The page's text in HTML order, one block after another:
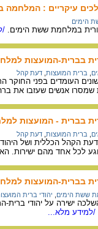
עיקריים : המלחמה
הימים
במלחמת ששת הימים. /
בברית-המועצות
ברית המועצות דעת קהל
העומדים בפני החוקר
שמסרו אנשים שעזבו את
בברית - המועצות
ברית המועצות דעת קהל
הקהל הכללית ושל
לכל אחד מהם ישירות.
בברית-המועצות
ששת הימים יהודי ברית
ישירה על יהודי ברית-
/למידע מלא...